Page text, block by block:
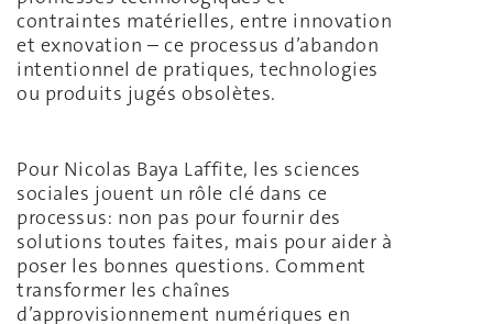
contraintes matérielles, entre innovation
et exnovation – ce processus d’abandon
intentionnel de pratiques, technologies
ou produits jugés obsolètes.
Pour Nicolas Baya Laffite, les sciences
sociales jouent un rôle clé dans ce
processus: non pas pour fournir des
solutions toutes faites, mais pour aider à
poser les bonnes questions. Comment
transformer les chaînes
d’approvisionnement numériques en